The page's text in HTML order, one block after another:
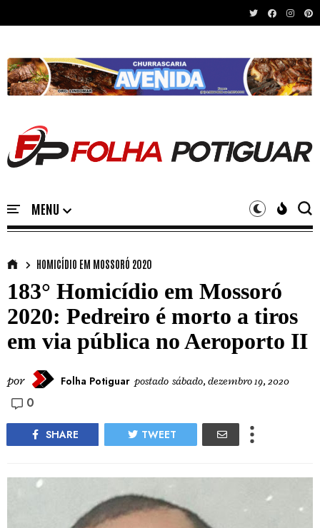
HOMICÍDIO EM MOSSORÓ 2020
183° Homicídio em Mossoró
2020: Pedreiro é morto a tiros
em via pública no Aeroporto II
por Folha Potiguar postado sábado, dezembro 19, 2020
0
SHARE TWEET